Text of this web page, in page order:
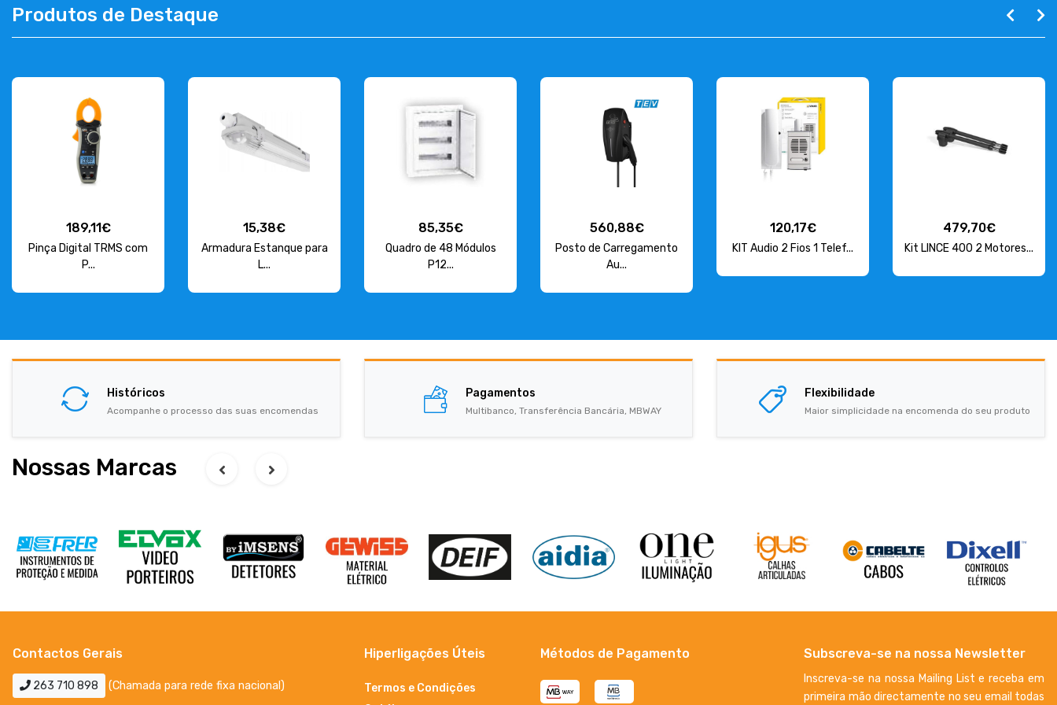
CONTACTOS
Produtos de Destaque
189,11€
Pinça Digital TRMS com
P...
15,38€
Armadura Estanque para
L...
85,35€
Quadro de 48 Módulos
P12...
560,88€
Posto de Carregamento
Au...
120,17€
KIT Audio 2 Fios 1 Telef...
479,70€
Kit LINCE 400 2 Motores...
Históricos
Acompanhe o processo das suas encomendas
Pagamentos
Multibanco, Transferência Bancária, MBWAY
Flexibilidade
Maior simplicidade na encomenda do seu produto
Nossas Marcas
Contactos Gerais
263 710 898 (Chamada para rede fixa nacional)
Hiperligações Úteis
Termos e Condições
Métodos de Pagamento Subscreva-se na nossa Newsletter
Inscreva-se na nossa Mailing List e receba em
primeira mão directamente no seu email todas